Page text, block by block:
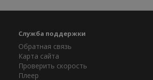
Служба поддержки
Обратная связь
Карта сайта
Проверить скорость
Плеер